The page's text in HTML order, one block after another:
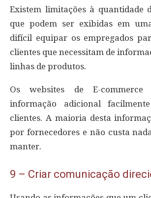
Existem limitações à quantidade
que podem ser exibidas em
difícil equipar os empregados
clientes que necessitam de
linhas de produtos.
Os websites de E-commerce
informação adicional
clientes. A maioria desta
por fornecedores e não custa
manter.
9 – Criar comunicação